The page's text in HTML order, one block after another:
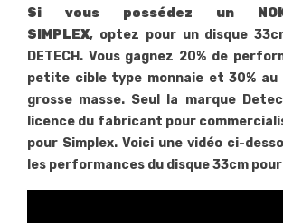
Si vous possédez un
SIMPLEX, optez pour un disque
DETECH. Vous gagnez 20% de
petite cible type monnaie et 30% au
grosse masse. Seul la marque
licence du fabricant pour
pour Simplex. Voici une vidéo ci-
les performances du disque 33cm